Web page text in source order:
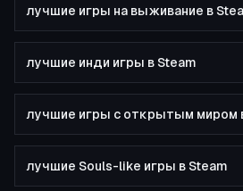
лучшие игры на выживание в
лучшие инди игры в Steam
лучшие игры с открытым миром
лучшие Souls-like игры в Steam